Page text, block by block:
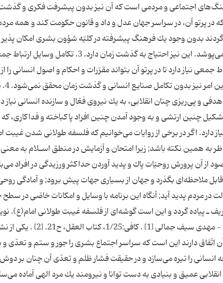
اجتماعی و مردمی است كه آن نیز بدون پیشرفت فكری و
پرتو آن، در سراسر جهان عدل و داد و قانون حكومت كند و همه مردم
بدون وجود یك فرهنگ پیشرفته در كلیّه شؤون بشری امكان
فرهنگ كامل، جامه عمل به خود نمی‌پوشد. این نیز احتیاج به
نیاز دارد تا در پرتو آن بتواند مقرّرات و احكام و اصول انسانی
و پی‌ریزی چنان انقلابی، به یك نیروی فعّال و سازنده انسانی نیاز
چنین ارتشی و به وجود آمدن چنین افراد پاكباخته و فداكاری،
دارد. اگر در برخی از روایات می‌خوانیم كه فلسفه طولانی شدن غیبت
همین نكته باشد; زیرا امتحان و آزمایش در منطق اسـلام به
كه زمان قابل ملاحظه‌ای بگذرد و جهان از بسیاری جهات پیش برود; و
مردم پدید آید; آنگاه این برنامه با وسایل و امكانات خاصّی در
ـ پیاده گردد و این است گوشه‌ای از فلسفه غیبت طولانی امام(ع).
سبحانی گروه دین و اندیشه تبیان -
اتّفاق دارند این است كه سراسر اجتماع بشری را جور و ستم و تعدّی و
انسانی را تیره می‌سازد و در حقیقت فشار ظلم و تعدّی آن چنان بر